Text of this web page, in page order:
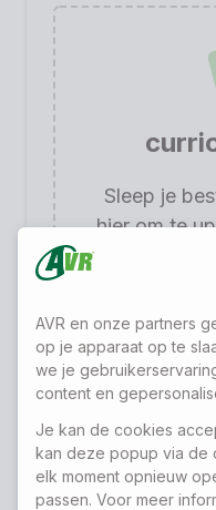
Sleep je
hier om te
Motivatie
AVR en onze partners
op je apparaat op te
we je
content en
Je kan de cookies
kan deze popup via de
elk moment opnieuw
passen. Voor meer